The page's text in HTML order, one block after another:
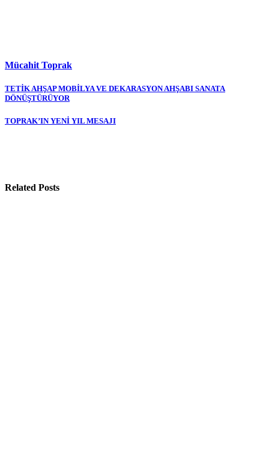
Mücahit Toprak
Yazı
gezinmesi
TETİK AHŞAP MOBİLYA VE DEKARASYON AHŞABI SANATA
DÖNÜŞTÜRÜYOR
TOPRAK’IN YENİ YIL MESAJI
Related Posts